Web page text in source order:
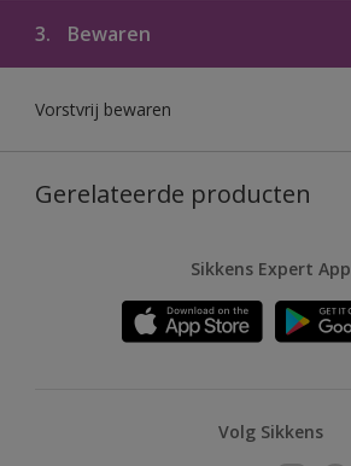
3. Bewaren
Vorstvrij bewaren
Gerelateerde producten
Sikkens Expert App
Volg Sikkens